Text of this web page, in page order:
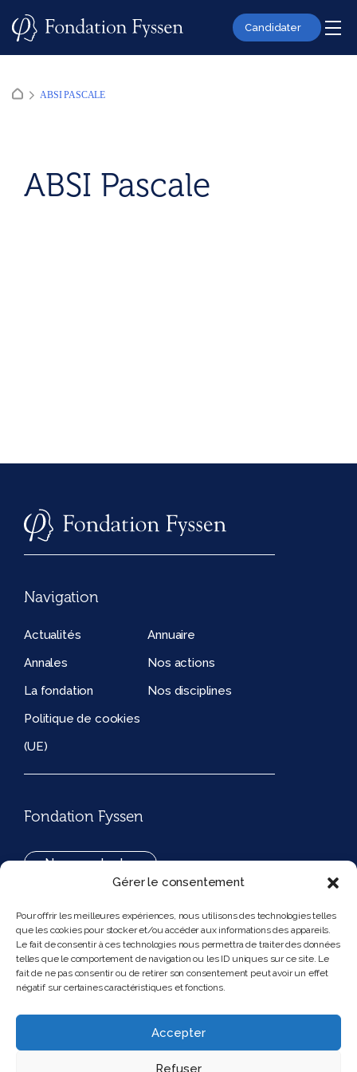
Gérer le consentement
Pour offrir les meilleures expériences, nous utilisons des technologies telles
que les cookies pour stocker et/ou accéder aux informations des appareils.
Le fait de consentir à ces technologies nous permettra de traiter des données
telles que le comportement de navigation ou les ID uniques sur ce site. Le
fait de ne pas consentir ou de retirer son consentement peut avoir un effet
négatif sur certaines caractéristiques et fonctions.
Accepter
Refuser
Candidater
ABSI PASCALE
ABSI Pascale
Navigation
Actualités
Annuaire
Annales
Nos actions
La fondation
Nos disciplines
Politique de cookies
(UE)
Fondation Fyssen
Nous contacter
194, rue de Rivoli 75001 Paris France
Nous suivre